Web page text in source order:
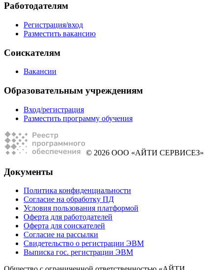
Работодателям
Регистрация/вход
Разместить вакансию
Соискателям
Вакансии
Образовательным учреждениям
Вход/регистрация
Разместить программу обучения
© 2026 ООО «АЙТИ СЕРВИСЕЗ»
Документы
Политика конфиденциальности
Согласие на обработку ПД
Условия пользования платформой
Оферта для работодателей
Оферта для соискателей
Согласие на рассылки
Свидетельство о регистрации ЭВМ
Выписка гос. регистрации ЭВМ